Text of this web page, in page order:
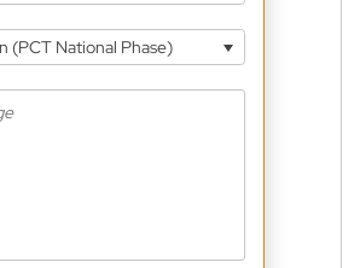
(PCT National Phase)